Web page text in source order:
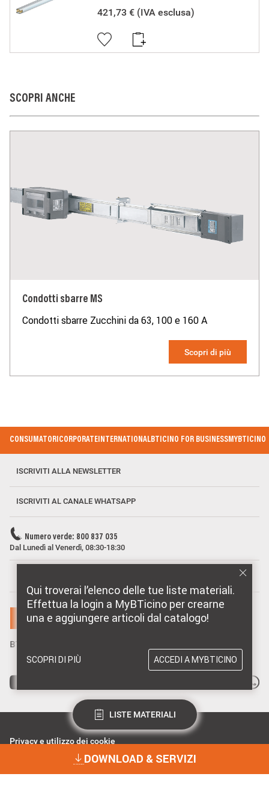
elettrica, essi non compromettono la sicurezza di persone,
animali domestici e beni se installati in modo corretto, secondo
la loro destinazione, e sottoposti a manutenzione non difettosa.
I prodotti BTicino certificati con il marchio IMQ (Istituto italiano
del Marchio di Qualità) sono inoltre conformi ai requisiti delle
421,73 € (IVA esclusa)
SCOPRI ANCHE
Condotti sbarre MS
Condotti sbarre Zucchini da 63, 100 e 160 A
Scopri di più
DOWNLOAD & SERVIZI
Qui troverai l’elenco delle tue liste materiali.
Effettua la login a MyBTicino per crearne
una e aggiungere articoli dal catalogo!
SCOPRI DI PIÙ ACCEDI A MYBTICINO
LISTE MATERIALI
Footer Menu
CONSUMATORICORPORATEINTERNATIONALBTICINO FOR BUSINESSMYBTICINO
ISCRIVITI ALLA NEWSLETTER
ISCRIVITI AL CANALE WHATSAPP
Numero verde: 800 837 035
Dal Lunedì al Venerdì, 08:30-18:30
Privacy e utilizzo dei cookie
Data Privacy e Cybersecurity